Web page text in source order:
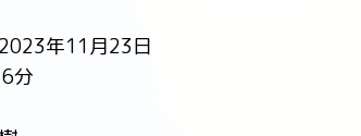
年11月23日
分